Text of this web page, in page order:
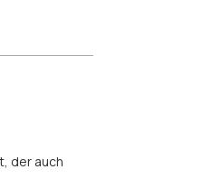
der auch